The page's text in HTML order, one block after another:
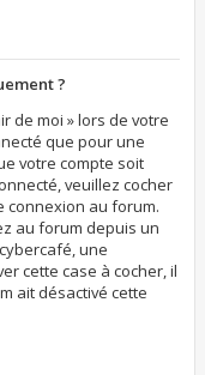
?
de moi » lors de votre
que pour une
votre compte soit
veuillez cocher
connexion au forum.
au forum depuis un
une
cette case à cocher, il
ait désactivé cette